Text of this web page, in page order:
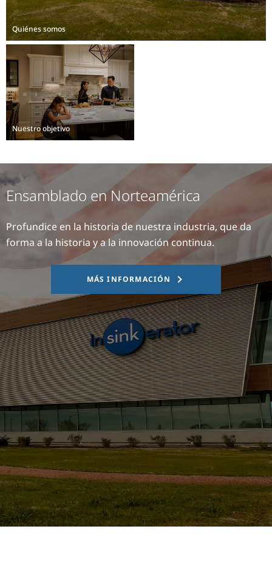
Quiénes somos
Nuestro objetivo
Ensamblado en Norteamérica
Profundice en la historia de nuestra industria, que da
forma a la historia y a la innovación continua.
MÁS INFORMACIÓN